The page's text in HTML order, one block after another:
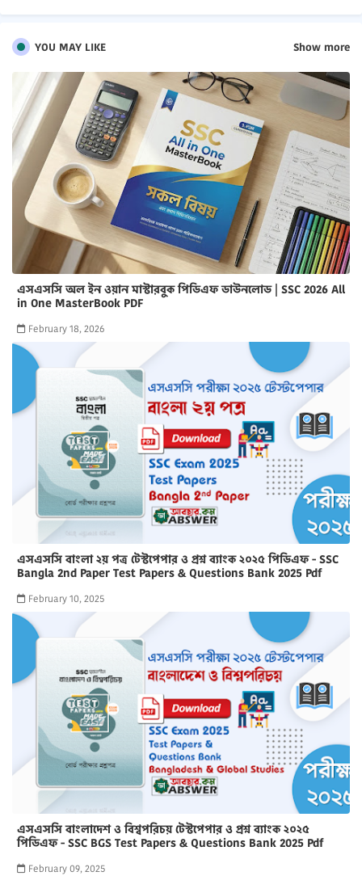
YOU MAY LIKE Show more
এসএসসি অল ইন ওয়ান মাস্টারবুক পিডিএফ ডাউনলোড | SSC 2026 All
in One MasterBook PDF
February 18, 2026
এসএসসি বাংলা ২য় পত্র টেস্টপেপার ও প্রশ্ন ব্যাংক ২০২৫ পিডিএফ - SSC
Bangla 2nd Paper Test Papers & Questions Bank 2025 Pdf
February 10, 2025
এসএসসি বাংলাদেশ ও বিশ্বপরিচয় টেস্টপেপার ও প্রশ্ন ব্যাংক ২০২৫
পিডিএফ - SSC BGS Test Papers & Questions Bank 2025 Pdf
February 09, 2025